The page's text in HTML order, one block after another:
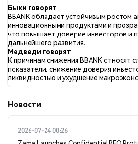
отношении BBANK во всех социальных
Медвежий. Всего было опубликовано 0
BBANK. В Twitter 0.00% твитов имели
сравнению с 77.78% твитов с
BBANK. 22.22% твитов были
BBANK. Эти данные основаны на 9
Быки говорят
BBANK обладает устойчивым ростом
инновационными продуктами и
что повышает доверие инвесторов и
дальнейшего развития.
Медведи говорят
К причинам снижения BBANK относят
показатели, снижение доверия
ликвидностью и ухудшение
Новости
2026-07-24 00:26